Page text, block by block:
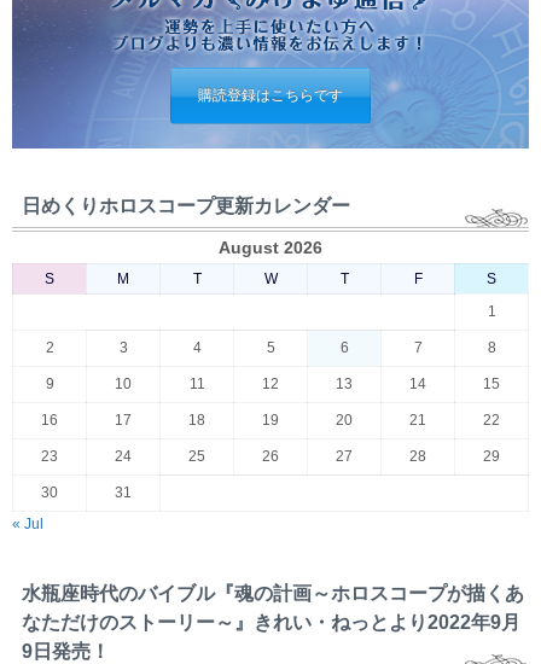
購読登録はこちらです
日めくりホロスコープ更新カレンダー
August 2026
S M T W T F
S
1
2 3 4 5 6 7 8
9 10 11 12 13 14 15
16 17 18 19 20 21 22
23 24 25 26 27 28 29
30
31
« Jul
水瓶座時代のバイブル『魂の計画～ホロスコープが描くあ
なただけのストーリー～』きれい・ねっとより2022年9月
9日発売！